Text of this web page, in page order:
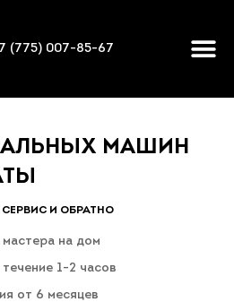
(775) 007-85-67
МАШИН
И ОБРАТНО
на дом
1-2 часов
от 6 месяцев